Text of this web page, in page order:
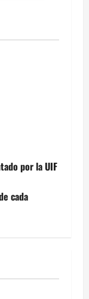
por la UIF
cada